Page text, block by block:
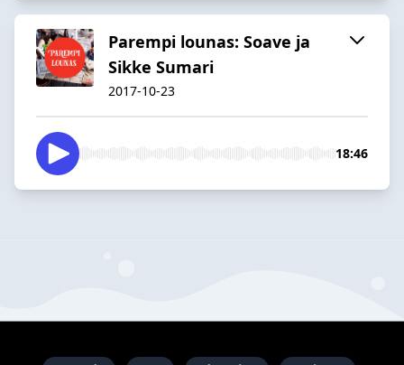
Parempi lounas: Soave ja
Sikke Sumari
2017-10-23
18:46